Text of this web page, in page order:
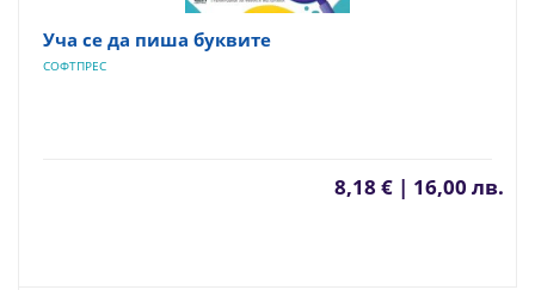
Уча се да пиша буквите
СОФТПРЕС
8,18 € | 16,00 лв.